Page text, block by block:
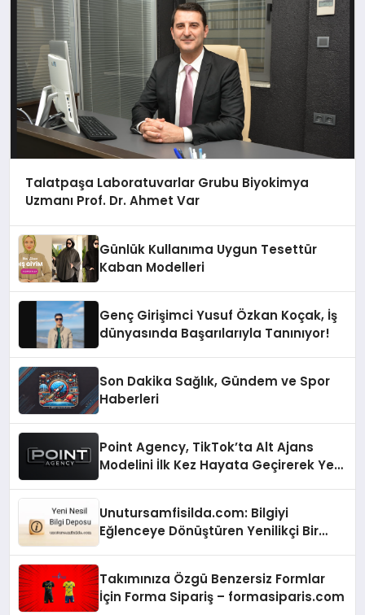
Talatpaşa Laboratuvarlar Grubu Biyokimya
Uzmanı Prof. Dr. Ahmet Var
Günlük Kullanıma Uygun Tesettür
Kaban Modelleri
Genç Girişimci Yusuf Özkan Koçak, İş
dünyasında Başarılarıyla Tanınıyor!
Son Dakika Sağlık, Gündem ve Spor
Haberleri
Point Agency, TikTok’ta Alt Ajans
Modelini İlk Kez Hayata Geçirerek Yeni
Unutursamfisilda.com: Bilgiyi
Eğlenceye Dönüştüren Yenilikçi Bir
Takımınıza Özgü Benzersiz Formlar
İçin Forma Sipariş – formasiparis.com